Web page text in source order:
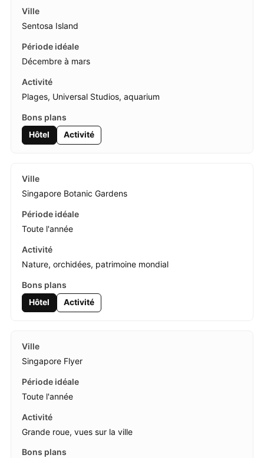
Sentosa Island
Décembre à mars
Plages, Universal Studios, aquarium
Hôtel Activité
Singapore Botanic Gardens
Toute l'année
Nature, orchidées, patrimoine mondial
Hôtel Activité
Singapore Flyer
Toute l'année
Grande roue, vues sur la ville